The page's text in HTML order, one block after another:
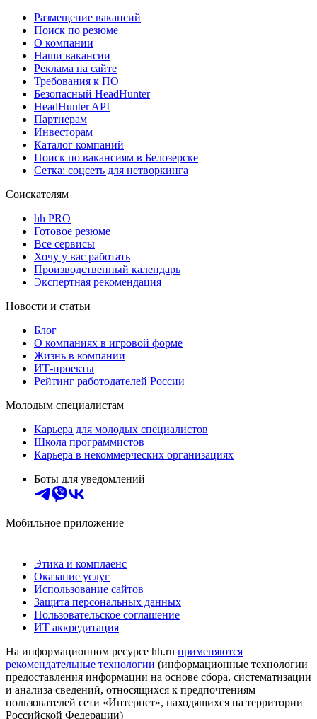
Размещение вакансий
Поиск по резюме
О компании
Наши вакансии
Реклама на сайте
Требования к ПО
Безопасный HeadHunter
HeadHunter API
Партнерам
Инвесторам
Каталог компаний
Поиск по вакансиям в Белозерске
Сетка: соцсеть для нетворкинга
Соискателям
hh PRO
Готовое резюме
Все сервисы
Хочу у вас работать
Производственный календарь
Экспертная рекомендация
Новости и статьи
Блог
О компаниях в игровой форме
Жизнь в компании
ИТ-проекты
Рейтинг работодателей России
Молодым специалистам
Карьера для молодых специалистов
Школа программистов
Карьера в некоммерческих организациях
Боты для уведомлений
Мобильное приложение
Этика и комплаенс
Оказание услуг
Использование сайтов
Защита персональных данных
Пользовательское соглашение
ИТ аккредитация
На информационном ресурсе hh.ru применяются
рекомендательные технологии (информационные технологии
предоставления информации на основе сбора, систематизации
и анализа сведений, относящихся к предпочтениям
пользователей сети «Интернет», находящихся на территории
Российской Федерации)